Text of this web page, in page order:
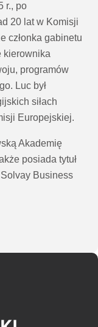
r., po
20 lat w Komisji
członka gabinetu
kierownika
programów
Luc był
siłach
Europejskiej.
Akademię
posiada tytuł
Business